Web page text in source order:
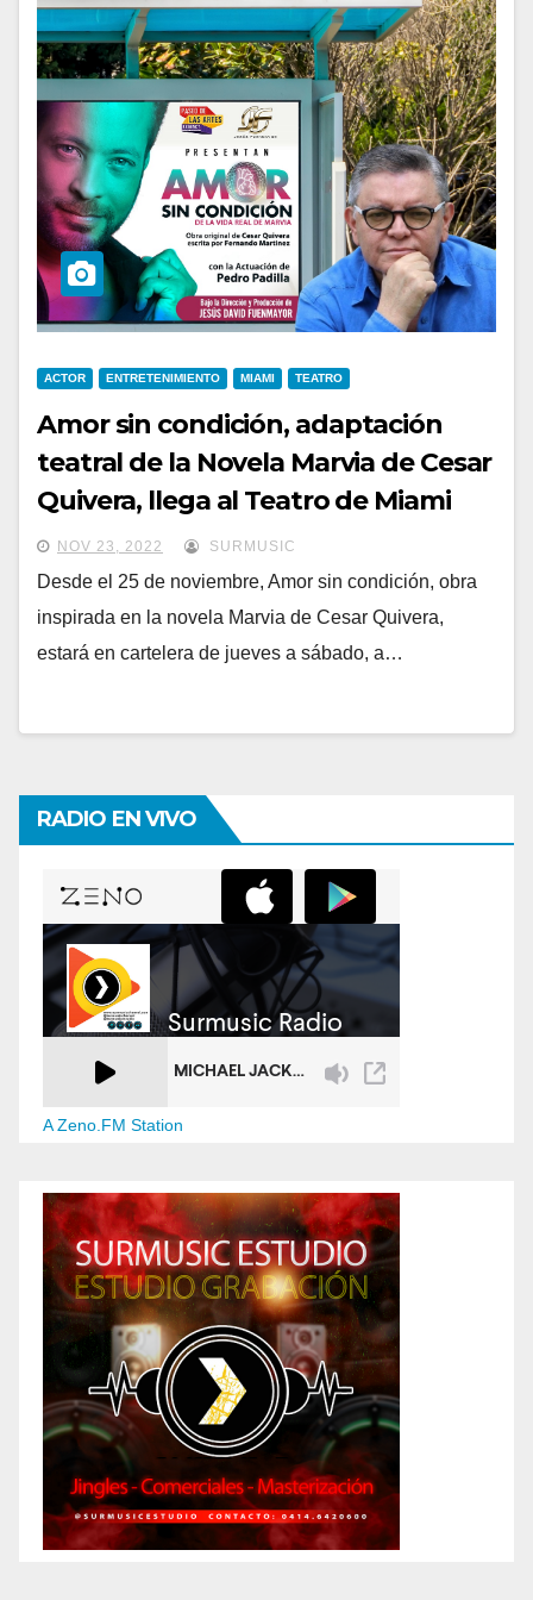
ACTOR ENTRETENIMIENTO MIAMI TEATRO
Amor sin condición, adaptación
teatral de la Novela Marvia de Cesar
Quivera, llega al Teatro de Miami
NOV 23, 2022 SURMUSIC
Desde el 25 de noviembre, Amor sin condición, obra
inspirada en la novela Marvia de Cesar Quivera,
estará en cartelera de jueves a sábado, a…
RADIO EN VIVO
A Zeno.FM Station